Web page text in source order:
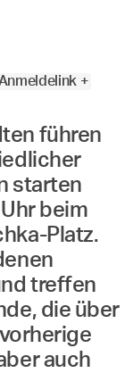
+
führen
starten
beim
Platz.
treffen
die über
auch